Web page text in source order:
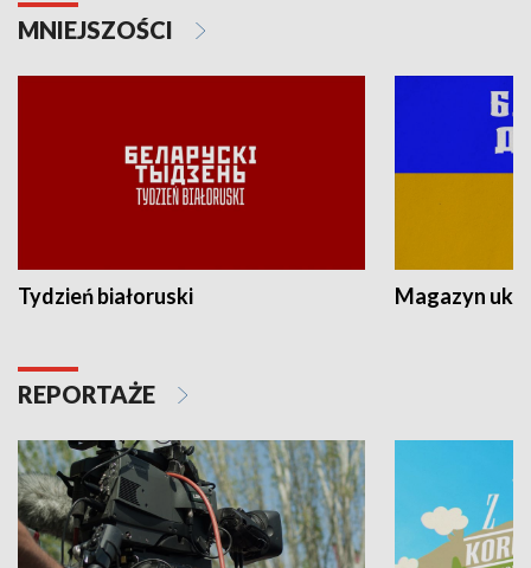
MNIEJSZOŚCI
Tydzień białoruski Magazyn
REPORTAŻE